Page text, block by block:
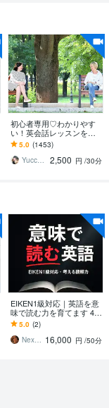
初心者専用♡わかりやす
い！英会話レッスンをし
ます 英会話の約8割は中学
英語！ゲーム感覚のメソ
ッドで楽しく上達♪
5.0 (1453)
Yucca（ゆっか）
2,500 円 /30分
EIKEN1級対応｜英語を意
味で読む力を育てます 4回
×45分｜理解が深まり、得
点につながる読解トレー
ニング
5.0 (2)
NexCurrent 16,000 円 /50分